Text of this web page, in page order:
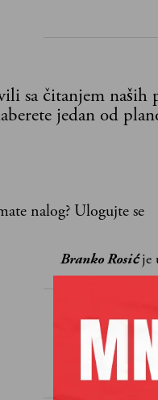
sa čitanjem naših
jedan od
nalog? Ulogujte se
Branko Rosićje
TAGOVI: